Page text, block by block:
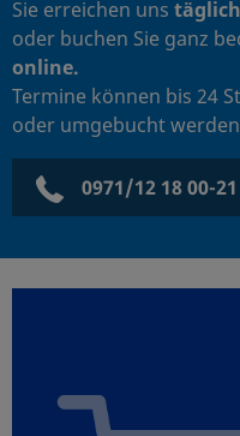
Sie erreichen uns
oder buchen Sie ganz
online.
Termine können bis 24
oder umgebucht
0971/12 18 00-21